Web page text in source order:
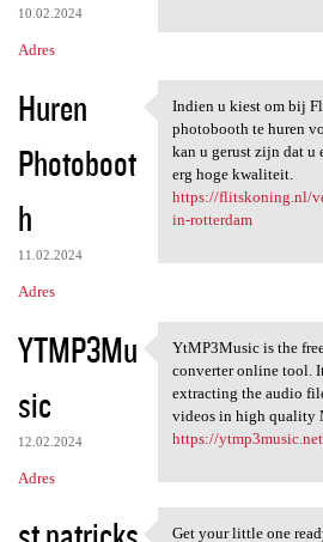
10.02.2024
Adres
Huren
Photoboot
h
11.02.2024
Adres
Indien u kiest om
Indien u kiest om bij
photobooth te huren
kan u gerust zijn dat
erg hoge kwaliteit.
https://flitskoning.nl/
in-rotterdam
YTMP3Mu
sic
12.02.2024
Adres
YtMP3Music is
YtMP3Music is the
converter online tool.
extracting the audio
videos in high quality
https://ytmp3music.net
Get your little one